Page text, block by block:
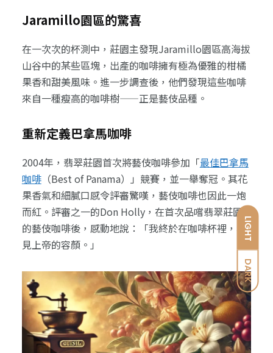
LIGHT
DARK
Jaramillo園區的驚喜
在一次次的杯測中，莊園主發現Jaramillo園區高海拔
山谷中的某些區塊，出產的咖啡擁有極為優雅的柑橘
果香和甜美風味。進一步調查後，他們發現這些咖啡
來自一種瘦高的咖啡樹——正是藝伎品種。
重新定義巴拿馬咖啡
2004年，翡翠莊園首次將藝伎咖啡參加「最佳巴拿馬
咖啡（Best of Panama）」競賽，並一舉奪冠。其花
果香氣和細膩口感令評審驚嘆，藝伎咖啡也因此一炮
而紅。評審之一的Don Holly，在首次品嚐翡翠莊園
的藝伎咖啡後，感動地說：「我終於在咖啡杯裡，看
見上帝的容顏。」